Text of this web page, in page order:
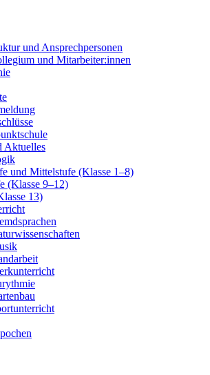
und Ansprechpersonen
und Mitarbeiter:innen
Aktuelles
und Mittelstufe (Klasse 1–8)
(Klasse 9–12)
13)